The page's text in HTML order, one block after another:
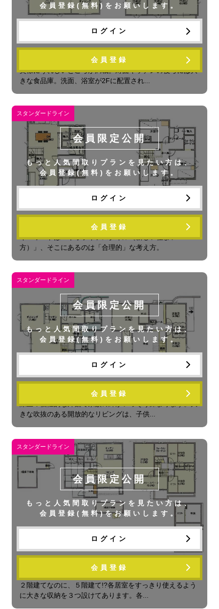
会員登録(無料)をお願いします。
ログイン
会員登録
奥様にうれしいところが満載。対面キッチンの後ろには大
きな食品庫。洗面、浴室が2Fに配置され...
会員限定公開
もっと人気間取りプランを見たい方は、
会員登録(無料)をお願いします。
ログイン
会員登録
スタンダードライン
キーワードは「ネオライフスタイル（新しい住まい
方）」、そこにあるのは「合理的」な考え方。
会員限定公開
もっと人気間取りプランを見たい方は、
会員登録(無料)をお願いします。
ログイン
会員登録
スタンダードライン
際立つ個性的な外観で家族の絆がいっそう深まります。大
きな吹抜のある開放的なリビングは、子供...
会員限定公開
もっと人気間取りプランを見たい方は、
会員登録(無料)をお願いします。
ログイン
会員登録
スタンダードライン
２階建てなのに、５階建て!?各居室をすっきり使えるよう
に大きな収納を３つ設けてあります。各...